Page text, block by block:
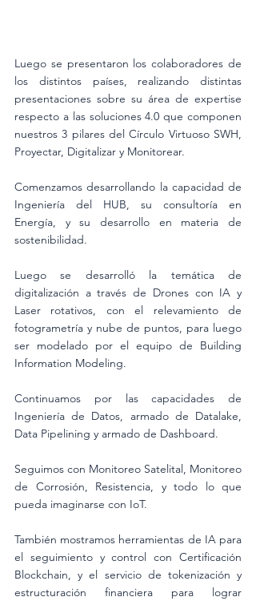
Luego se presentaron los colaboradores de
los distintos países, realizando distintas
presentaciones sobre su área de expertise
respecto a las soluciones 4.0 que componen
nuestros 3 pilares del Círculo Virtuoso SWH,
Proyectar, Digitalizar y Monitorear.
Comenzamos desarrollando la capacidad de
Ingeniería del HUB, su consultoría en
Energía, y su desarrollo en materia de
sostenibilidad.
Luego se desarrolló la temática de
digitalización a través de Drones con IA y
Laser rotativos, con el relevamiento de
fotogrametría y nube de puntos, para luego
ser modelado por el equipo de Building
Information Modeling.
Continuamos por las capacidades de
Ingeniería de Datos, armado de Datalake,
Data Pipelining y armado de Dashboard.
Seguimos con Monitoreo Satelital, Monitoreo
de Corrosión, Resistencia, y todo lo que
pueda imaginarse con IoT.
También mostramos herramientas de IA para
el seguimiento y control con Certificación
Blockchain, y el servicio de tokenización y
estructuración financiera para lograr